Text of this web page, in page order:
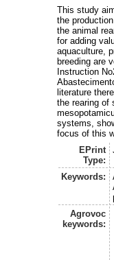
This study
the
the animal
for adding
aquaculture,
breeding are
Instruction
literature
the rearing of
systems,
focus of this
EPrint
Type:
Keywords:
Agrovoc
keywords: